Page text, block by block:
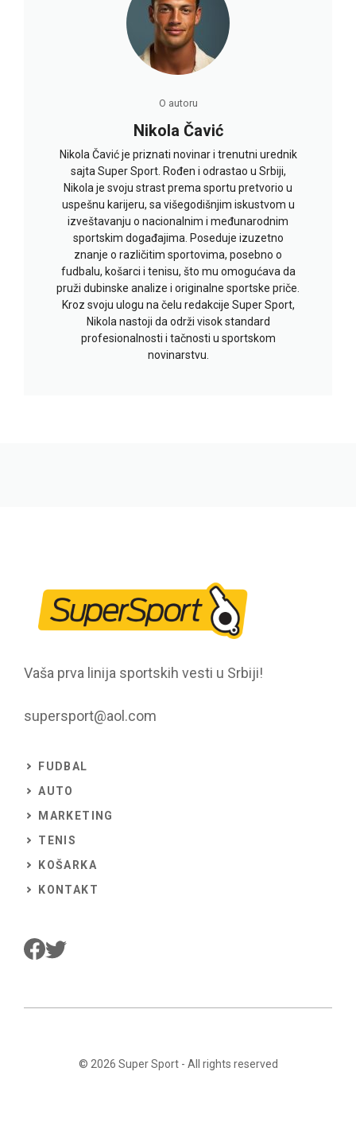
O autoru
Nikola Čavić
Nikola Čavić je priznati novinar i trenutni urednik
sajta Super Sport. Rođen i odrastao u Srbiji,
Nikola je svoju strast prema sportu pretvorio u
uspešnu karijeru, sa višegodišnjim iskustvom u
izveštavanju o nacionalnim i međunarodnim
sportskim događajima. Poseduje izuzetno
znanje o različitim sportovima, posebno o
fudbalu, košarci i tenisu, što mu omogućava da
pruži dubinske analize i originalne sportske priče.
Kroz svoju ulogu na čelu redakcije Super Sport,
Nikola nastoji da održi visok standard
profesionalnosti i tačnosti u sportskom
novinarstvu.
Vaša prva linija sportskih vesti u Srbiji!
supersport@aol.com
FUDBAL
AUTO
MARKETING
TENIS
KOŠARKA
KONTAKT
© 2026 Super Sport- All rights reserved